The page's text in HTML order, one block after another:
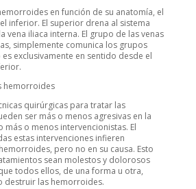
en función de su anatomía, el
inferior. El superior drena al sistema
vena iliaca interna. El grupo de las venas
simplemente comunica los grupos
exclusivamente en sentido desde el
hemorroides
quirúrgicas para tratar las
ser más o menos agresivas en la
más o menos intervencionistas. El
estas intervenciones infieren
pero no en su causa. Esto
sean molestos y dolorosos
todos ellos, de una forma u otra,
destruir las hemorroides.